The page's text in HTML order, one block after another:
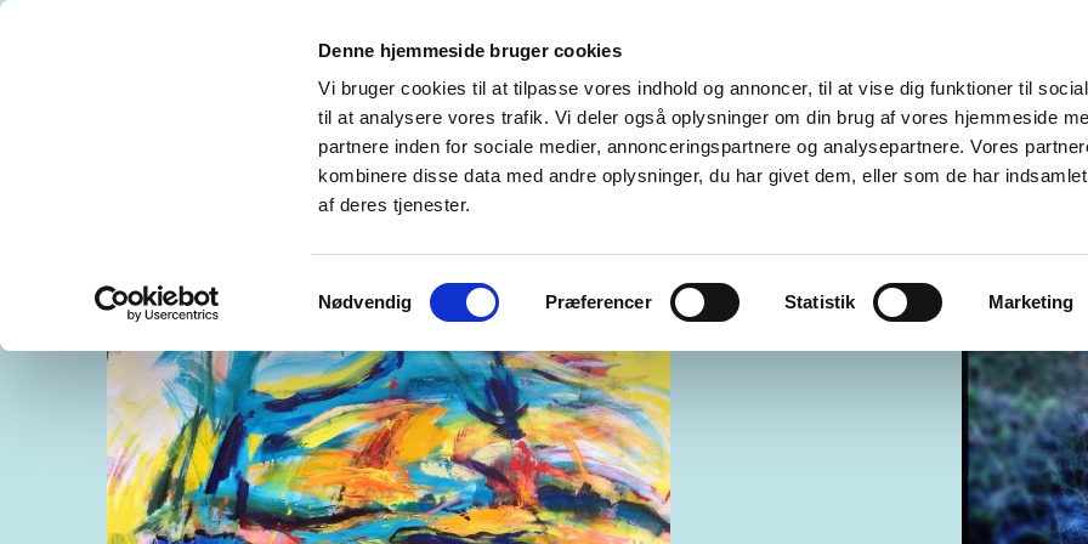
Denne hjemmeside bruger cookies
Vi bruger cookies til at tilpasse vores indhold og annoncer, til at vise dig funktioner til
til at analysere vores trafik. Vi deler også oplysninger om din brug af vores hjemmeside
partnere inden for sociale medier, annonceringspartnere og analysepartnere. Vores
kombinere disse data med andre oplysninger, du har givet dem, eller som de har
af deres tjenester.
Nødvendig Præferencer Statistik Marketing
MADS TH. HAUGSTED REFERENCES CV INSPIRATION PAINTINGS MALERIER PROCESSER
GALLERY LOWLANDS, RØRHOLMSGADE - KØBENHAVN GALLERI EWALD GALLERI ELANDER
GLASS BLOW. GLASKUNST OG BILLEDKUNST
SØSTJERNEN RÅGELEJEKUNSTNERE KONTAKT